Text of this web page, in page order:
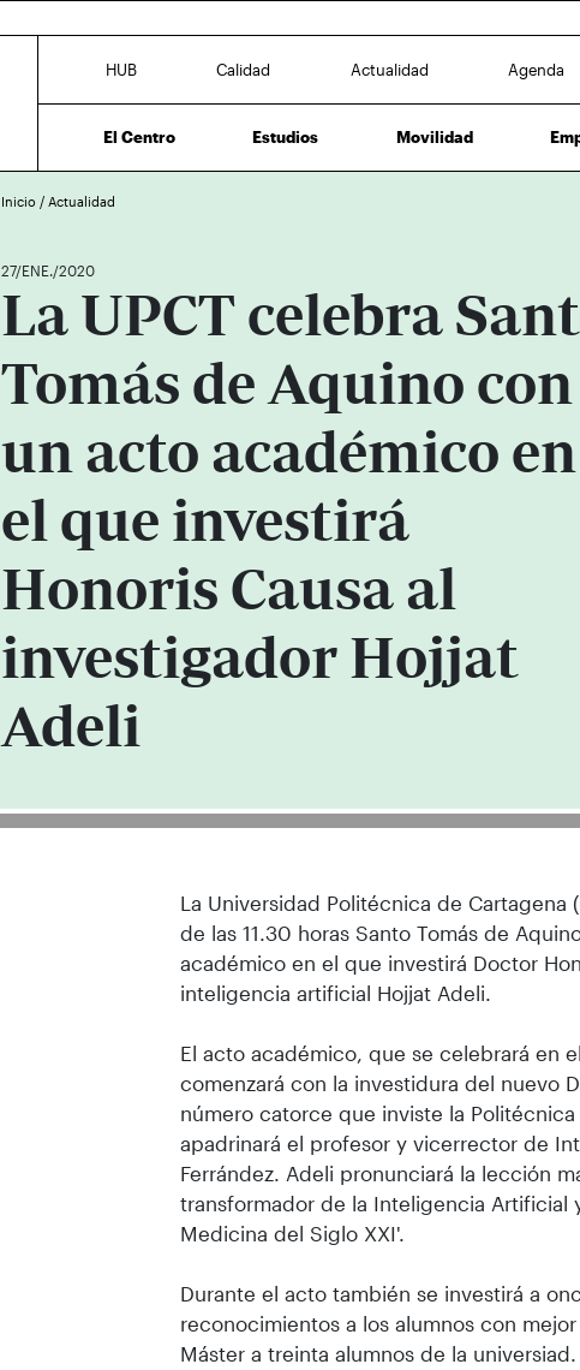
HUB Calidad Actualidad Agenda
El Centro Estudios Movilidad
Inicio / Actualidad
27/ENE./2020
La UPCT celebra
Tomás de Aquino con
un acto académico en
el que investirá
Honoris Causa al
investigador Hojjat
Adeli
La Universidad Politécnica de Cartagena
de las 11.30 horas Santo Tomás de
académico en el que investirá Doctor
inteligencia artificial Hojjat Adeli.
El acto académico, que se celebrará en
comenzará con la investidura del nuevo
número catorce que inviste la
apadrinará el profesor y vicerrector de
Ferrández. Adeli pronunciará la lección
transformador de la Inteligencia Artificial
Medicina del Siglo XXI'.
Durante el acto también se investirá a
reconocimientos a los alumnos con
Máster a treinta alumnos de la